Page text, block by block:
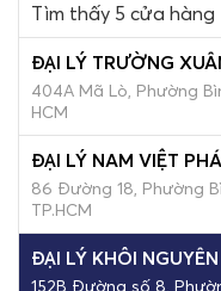
Tìm thấy 5 cửa hàng
ĐẠI LÝ TRƯỜNG
404A Mã Lò, Phường
HCM
ĐẠI LÝ NAM VIỆT
86 Đường 18, Phường
TP.HCM
ĐẠI LÝ KHÔI NGUYÊN
152B Đường số 8,